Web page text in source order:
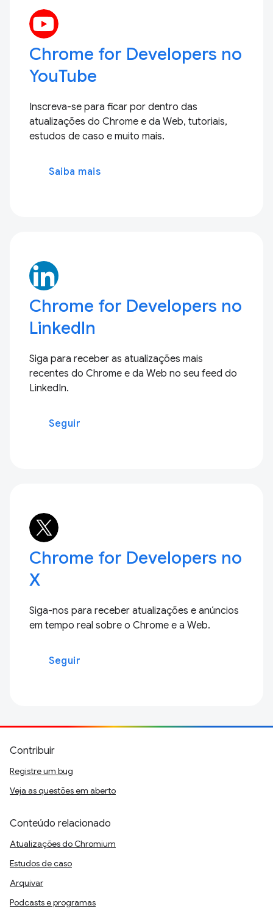
Chrome for Developers no
YouTube
Inscreva-se para ficar por dentro das
atualizações do Chrome e da Web, tutoriais,
estudos de caso e muito mais.
Saiba mais
Chrome for Developers no
LinkedIn
Siga para receber as atualizações mais
recentes do Chrome e da Web no seu feed do
LinkedIn.
Seguir
Chrome for Developers no
X
Siga-nos para receber atualizações e anúncios
em tempo real sobre o Chrome e a Web.
Seguir
Contribuir
Registre um bug
Veja as questões em aberto
Conteúdo relacionado
Atualizações do Chromium
Estudos de caso
Arquivar
Podcasts e programas